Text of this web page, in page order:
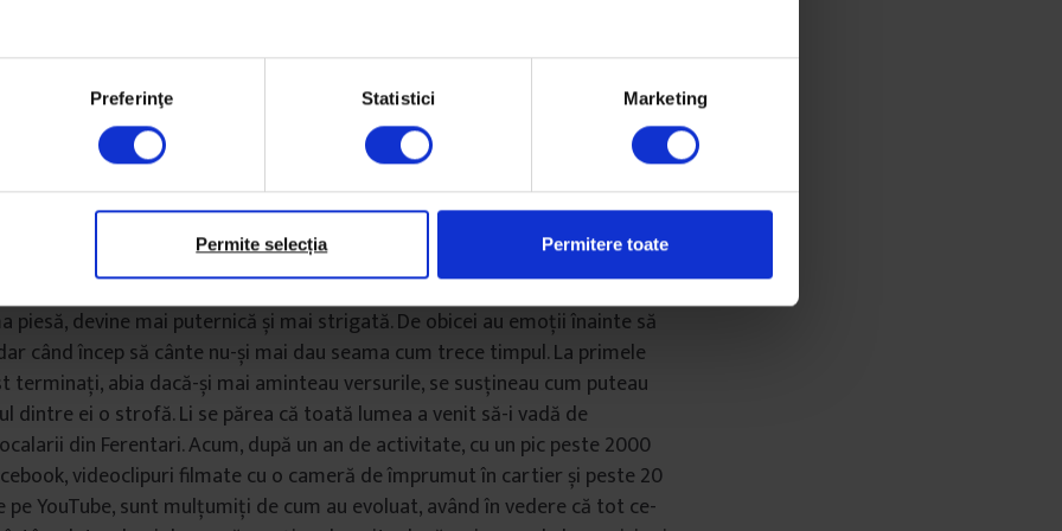
Preferinţe Statistici Marketing
Permite selecția Permitere toate
și se țin așa cinci secunde. Apoi se bat zgomotos și apăsat pe spate și
Ferentaaaari!”, strigă organizatorul și publicul se apropie cu mâinile în
se agață de microfoane și aruncă versurile apăsat, cu furie: „2014 și aici
punem Ferentari pe hartă”, „porți șapcă de rapper, dar asculți manele”,
pământ să-ți întunecăm calea”.
club scandează gros „Ferentari!Ferentari!” și brusc vocea lui Phnt, un pic
piesă, devine mai puternică și mai strigată. De obicei au emoții înainte să
când încep să cânte nu-și mai dau seama cum trece timpul. La primele
terminați, abia dacă-și mai aminteau versurile, se susțineau cum puteau
dintre ei o strofă. Li se părea că toată lumea a venit să-i vadă de
din Ferentari. Acum, după un an de activitate, cu un pic peste 2000
videoclipuri filmate cu o cameră de împrumut în cartier și peste 20
pe YouTube, sunt mulțumiți de cum au evoluat, având în vedere că tot ce-